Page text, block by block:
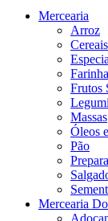
Mercearia
Arroz
Cereais
Farinha
Frutos
Massas
Óleos
Pão
Mercearia